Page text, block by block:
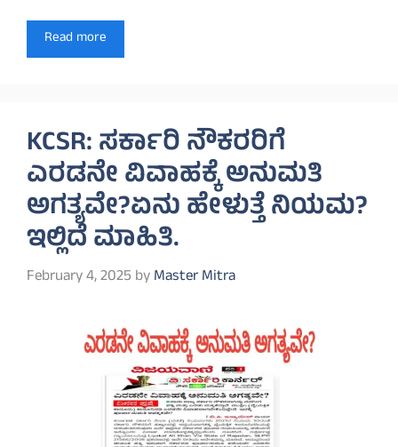
Read more
KCSR: ಸರ್ಕಾರಿ ನೌಕರರಿಗೆ
ಎರಡನೇ ವಿವಾಹಕ್ಕೆ ಅನುಮತಿ
ಅಗತ್ಯವೇ?ಏನು ಹೇಳುತ್ತೆ ನಿಯಮ?
ಇಲ್ಲಿದೆ ಮಾಹಿತಿ.
February 4, 2025 byMaster Mitra